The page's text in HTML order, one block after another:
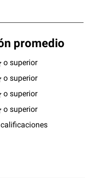
promedio
o superior
o superior
o superior
o superior